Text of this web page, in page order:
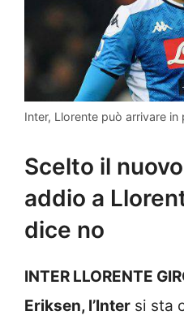
Inter, Llorente può arrivare
Scelto il
addio a
dice no
INTER LLORENTE
Eriksen, l’Inter si sta